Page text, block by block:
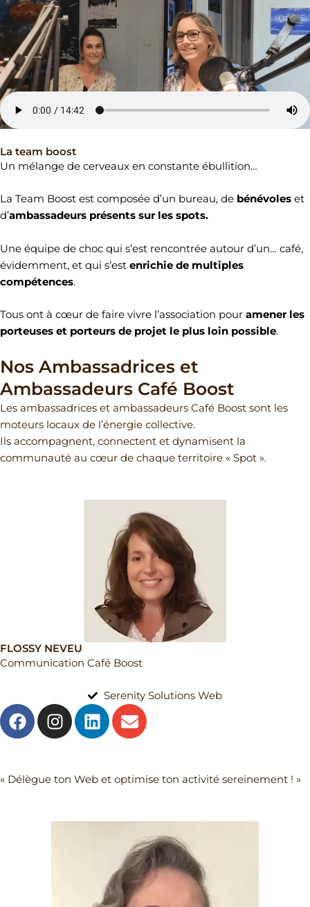
La team boost
Un mélange de cerveaux en constante ébullition…
La Team Boost est composée d’un bureau, de bénévoles et
d’ambassadeurs présents sur les spots.
Une équipe de choc qui s’est rencontrée autour d’un… café,
évidemment, et qui s’est enrichie de multiples
compétences.
Tous ont à cœur de faire vivre l’association pour amener les
porteuses et porteurs de projet le plus loin possible.
Nos Ambassadrices et
Ambassadeurs Café Boost
Les ambassadrices et ambassadeurs Café Boost sont les
moteurs locaux de l’énergie collective.
Ils accompagnent, connectent et dynamisent la
communauté au cœur de chaque territoire « Spot ».
FLOSSY NEVEU
Communication Café Boost
Serenity Solutions Web
F
a
b
I
n
a
r
L
i
e
i
E
n
l
p
« Délègue ton Web et optimise ton activité sereinement ! »